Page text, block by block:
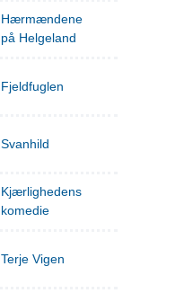
Hærmændene
på Helgeland
Fjeldfuglen
Svanhild
Kjærlighedens
komedie
Terje Vigen